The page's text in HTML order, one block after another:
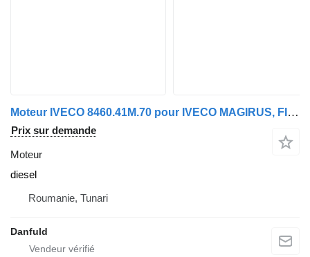
Moteur IVECO 8460.41M.70 pour IVECO MAGIRUS, FIAT, UNIC
Prix sur demande
Moteur
diesel
Roumanie, Tunari
Danfuld